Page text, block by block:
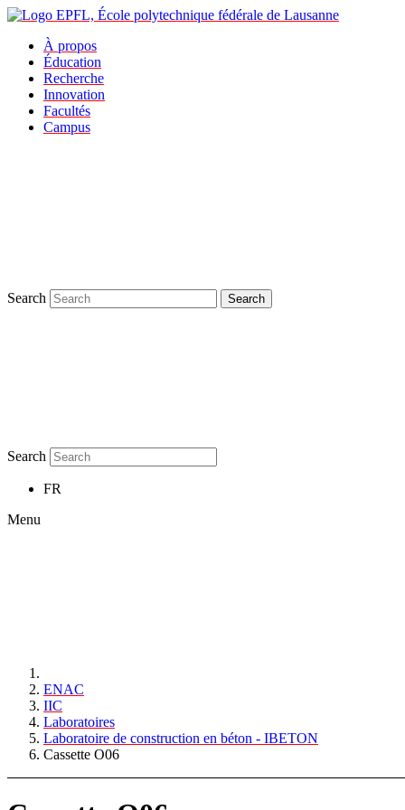
À propos
Éducation
Recherche
Innovation
Facultés
Campus
Search Search
Search
FR
Menu
ENAC
IIC
Laboratoires
Laboratoire de construction en béton - IBETON
Cassette O06